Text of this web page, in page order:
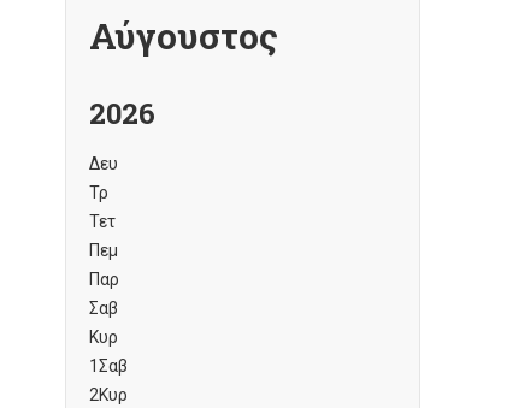
Αύγουστος
2026
Δευ
Τρ
Τετ
Πεμ
Παρ
Σαβ
Κυρ
1Σαβ
2Κυρ